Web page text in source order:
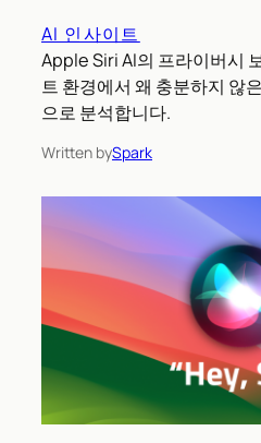
AI 인사이트
Apple Siri AI의 프라이버시
트 환경에서 왜 충분하지 않
으로 분석합니다.
Written bySpark